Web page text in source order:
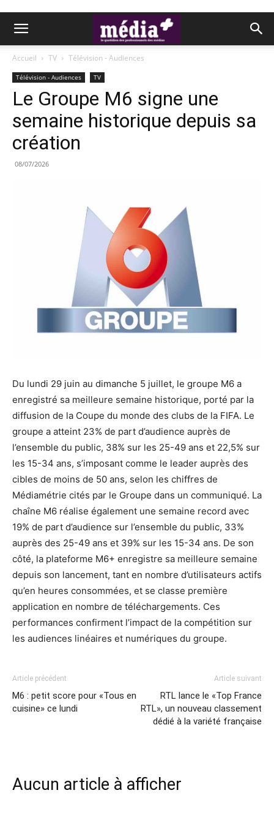
Accueil TV Télévision - Audiences
Télévision - Audiences TV
Le Groupe M6 signe une
semaine historique depuis sa
création
08/07/2026
Du lundi 29 juin au dimanche 5 juillet, le groupe M6 a
enregistré sa meilleure semaine historique, porté par la
diffusion de la Coupe du monde des clubs de la FIFA. Le
groupe a atteint 23% de part d’audience auprès de
l’ensemble du public, 38% sur les 25-49 ans et 22,5% sur
les 15-34 ans, s’imposant comme le leader auprès des
cibles de moins de 50 ans, selon les chiffres de
Médiamétrie cités par le Groupe dans un communiqué. La
chaîne M6 réalise également une semaine record avec
19% de part d’audience sur l’ensemble du public, 33%
auprès des 25-49 ans et 39% sur les 15-34 ans. De son
côté, la plateforme M6+ enregistre sa meilleure semaine
depuis son lancement, tant en nombre d’utilisateurs actifs
qu’en heures consommées, et se classe première
application en nombre de téléchargements. Ces
performances confirment l’impact de la compétition sur
les audiences linéaires et numériques du groupe.
Article précédent
M6 : petit score pour «Tous en
cuisine» ce lundi
Article suivant
RTL lance le «Top France
RTL», un nouveau classement
dédié à la variété française
Aucun article à afficher